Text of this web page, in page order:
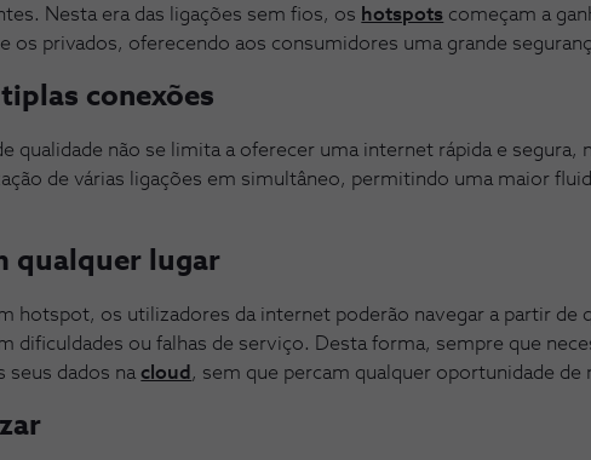
Nesta era das ligações sem fios, os hotspots começam a
os privados, oferecendo aos consumidores uma grande
conexões
qualidade não se limita a oferecer uma internet rápida e segura,
de várias ligações em simultâneo, permitindo uma maior
qualquer lugar
hotspot, os utilizadores da internet poderão navegar a partir de
dificuldades ou falhas de serviço. Desta forma, sempre que
seus dados nacloud , sem que percam qualquer oportunidade de